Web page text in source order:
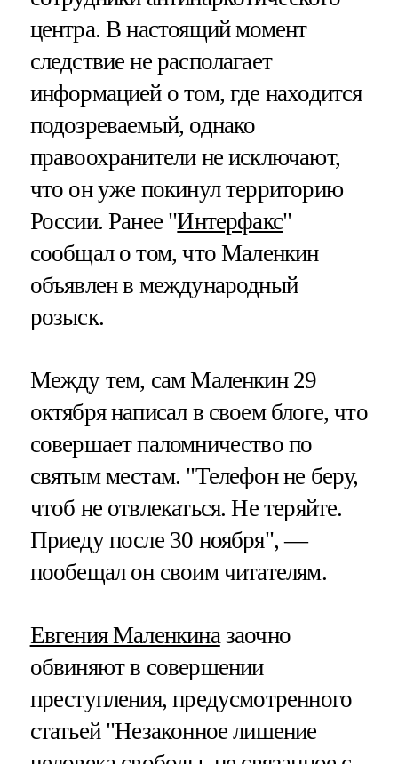
центра. В настоящий момент
следствие не располагает
информацией о том, где находится
подозреваемый, однако
правоохранители не исключают,
что он уже покинул территорию
России. Ранее "Интерфакс"
сообщал о том, что Маленкин
объявлен в международный
розыск.
Между тем, сам Маленкин 29
октября написал в своем блоге, что
совершает паломничество по
святым местам. "Телефон не беру,
чтоб не отвлекаться. Не теряйте.
Приеду после 30 ноября", —
пообещал он своим читателям.
Евгения Маленкиназаочно
обвиняют в совершении
преступления, предусмотренного
статьей "Незаконное лишение